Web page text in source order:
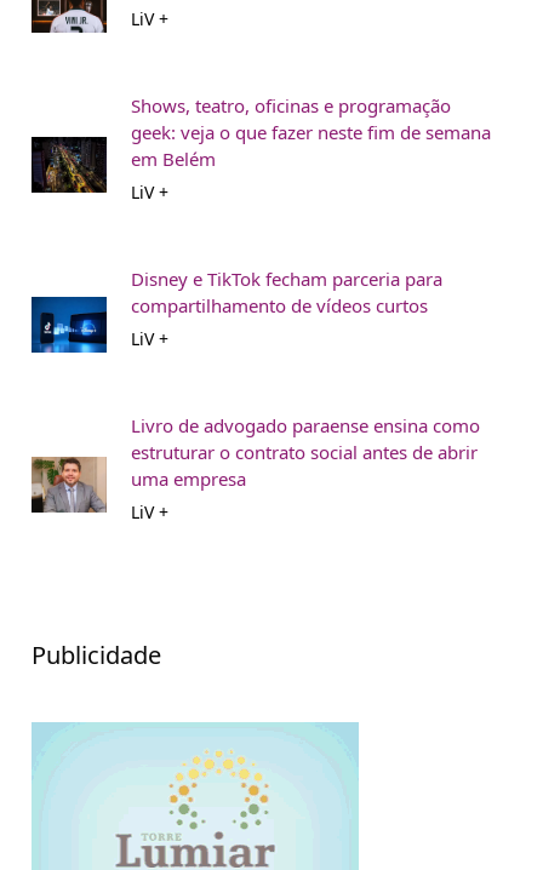
LiV +
Shows, teatro, oficinas e programação
geek: veja o que fazer neste fim de semana
em Belém
LiV +
Disney e TikTok fecham parceria para
compartilhamento de vídeos curtos
LiV +
Livro de advogado paraense ensina como
estruturar o contrato social antes de abrir
uma empresa
LiV +
Publicidade